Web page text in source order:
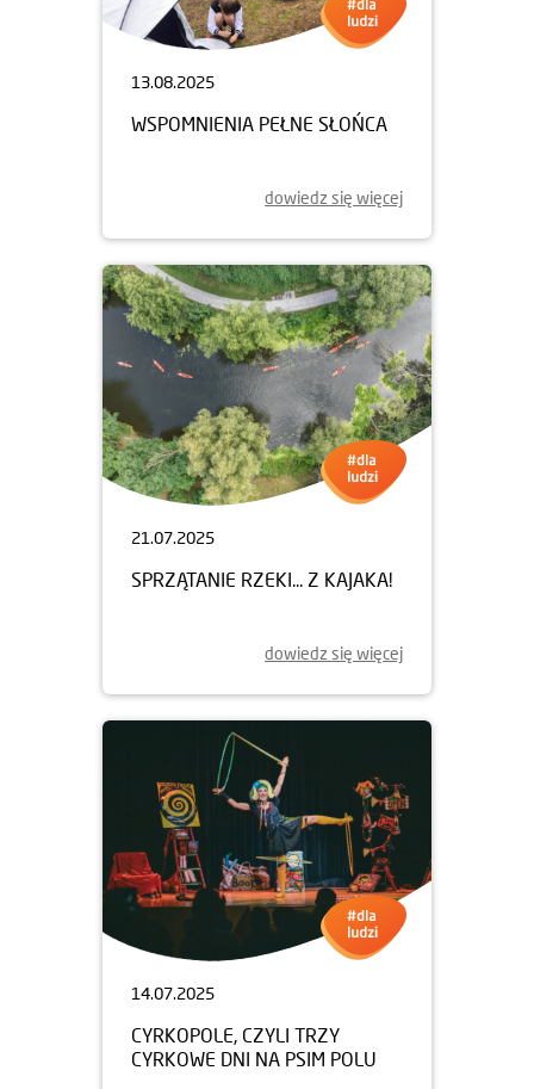
13.08.2025
WSPOMNIENIA PEŁNE SŁOŃCA
dowiedz się więcej
21.07.2025
SPRZĄTANIE RZEKI... Z KAJAKA!
dowiedz się więcej
14.07.2025
CYRKOPOLE, CZYLI TRZY
CYRKOWE DNI NA PSIM POLU